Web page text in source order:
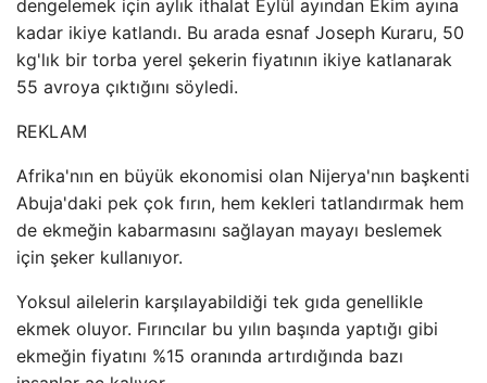
dengelemek için aylık ithalat Eylül ayından Ekim ayına
kadar ikiye katlandı. Bu arada esnaf Joseph Kuraru, 50
kg'lık bir torba yerel şekerin fiyatının ikiye katlanarak
55 avroya çıktığını söyledi.
REKLAM
Afrika'nın en büyük ekonomisi olan Nijerya'nın başkenti
Abuja'daki pek çok fırın, hem kekleri tatlandırmak hem
de ekmeğin kabarmasını sağlayan mayayı beslemek
için şeker kullanıyor.
Yoksul ailelerin karşılayabildiği tek gıda genellikle
ekmek oluyor. Fırıncılar bu yılın başında yaptığı gibi
ekmeğin fiyatını %15 oranında artırdığında bazı